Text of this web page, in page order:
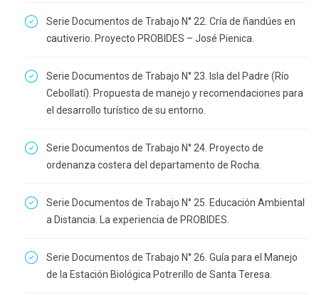
Serie Documentos de Trabajo N° 22. Cría de ñandúes en
cautiverio. Proyecto PROBIDES – José Pienica.
Serie Documentos de Trabajo N° 23. Isla del Padre (Río
Cebollatí). Propuesta de manejo y recomendaciones para
el desarrollo turístico de su entorno.
Serie Documentos de Trabajo N° 24. Proyecto de
ordenanza costera del departamento de Rocha.
Serie Documentos de Trabajo N° 25. Educación Ambiental
a Distancia. La experiencia de PROBIDES.
Serie Documentos de Trabajo N° 26. Guía para el Manejo
de la Estación Biológica Potrerillo de Santa Teresa.